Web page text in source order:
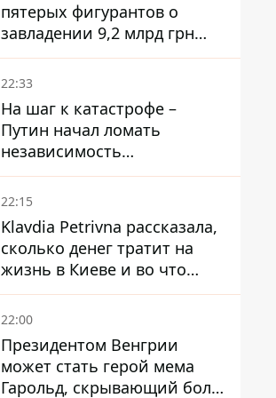
пятерых фигурантов о
завладении 9,2 млрд грн
ПриватБанка направили в
суд
22:33
На шаг к катастрофе –
Путин начал ломать
независимость
собственного Центробанка,
заставив снизить базовую
ставку
22:15
Klavdia Petrivna рассказала,
сколько денег тратит на
жизнь в Киеве и во что
вкладывает миллионы
22:00
Президентом Венгрии
может стать герой мема
Гарольд, скрывающий боль